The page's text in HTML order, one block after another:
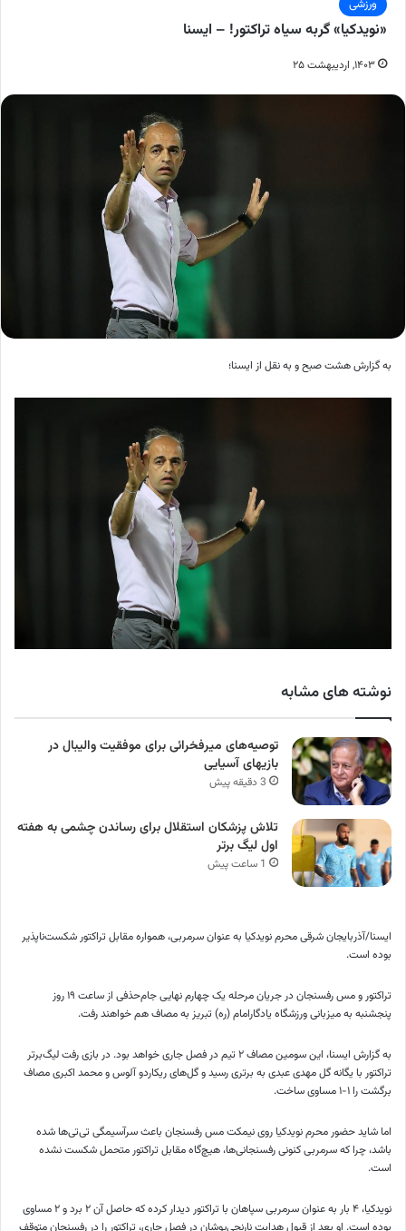
ورزشی
«نویدکیا» گربه سیاه تراکتور! – ایسنا
۱۴۰۳, اردیبهشت ۲۵
به گزارش هشت صبح و به نقل از ایسنا؛
نوشته های مشابه
توصیه‌های میرفخرائی برای موفقیت والیبال در
بازیهای آسیایی
3 دقیقه پیش
تلاش پزشکان استقلال برای رساندن چشمی به هفته
اول لیگ برتر
1 ساعت پیش
ایسنا/آذربایجان شرقیمحرم نویدکیا به عنوان سرمربی، همواره مقابل تراکتور شکست‌ناپذیر
بوده است.
تراکتور و مس رفسنجان در جریان مرحله یک چهارم نهایی جام‌حذفی از ساعت ۱۹ روز
پنجشنبه به میزبانی ورزشگاه یادگارامام (ره) تبریز به مصاف هم خواهند رفت.
به گزارش ایسنا، این سومین مصاف ۲ تیم در فصل جاری خواهد بود. در بازی رفت لیگ‌برتر
تراکتور با یگانه گل مهدی عبدی به برتری رسید و گل‌های ریکاردو آلوس و محمد اکبری مصاف
برگشت را ۱-۱ مساوی ساخت.
اما شاید حضور محرم نویدکیا روی نیمکت مس رفسنجان باعث سرآسیمگی تی‌تی‌ها شده
باشد، چرا که سرمربی کنونی رفسنجانی‌ها، هیچ‌گاه مقابل تراکتور متحمل شکست نشده
است.
نویدکیا، ۴ بار به عنوان سرمربی سپاهان با تراکتور دیدار کرده که حاصل آن ۲ برد و ۲ مساوی
بوده است. او بعد از قبول هدایت نارنجی‌پوشان در فصل جاری، تراکتور را در رفسنجان متوقف